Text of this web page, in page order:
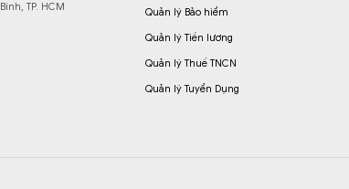
TP. HCM
Quản lý Bảo hiểm
Quản lý Tiền lương
Quản lý Thuế TNCN
Quản lý Tuyển Dụng